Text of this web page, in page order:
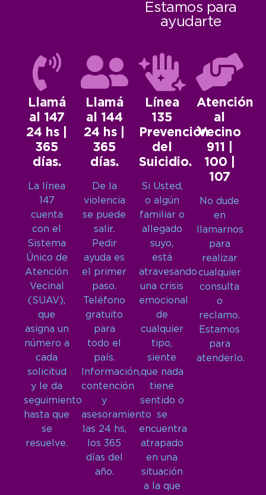
Estamos para
ayudarte
Llamá
al 147
24 hs |
365
días.
La línea
147
cuenta
con el
Sistema
Único de
Atención
Vecinal
(SUAV),
que
asigna un
número a
cada
solicitud
y le da
seguimiento
hasta que
se
resuelve.
Llamá
al 144
24 hs |
365
días.
De la
violencia
se puede
salir.
Pedir
ayuda es
el primer
paso.
Teléfono
gratuito
para
todo el
país.
Información,
contención
y
asesoramiento
las 24 hs,
los 365
días del
año.
Línea
135
Prevención
del
Suicidio.
Si Usted,
o algún
familiar o
allegado
suyo,
está
atravesando
una crisis
emocional
de
cualquier
tipo,
siente
que nada
tiene
sentido o
se
encuentra
atrapado
en una
situación
a la que
Atención
al
Vecino
911 |
100 |
107
No dude
en
llamarnos
para
realizar
cualquier
consulta
o
reclamo.
Estamos
para
atenderlo.